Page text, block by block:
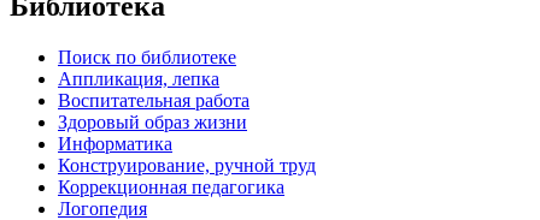
Поиск по библиотеке
Аппликация, лепка
Воспитательная работа
Здоровый образ жизни
Информатика
Конструирование, ручной труд
Коррекционная педагогика
Логопедия